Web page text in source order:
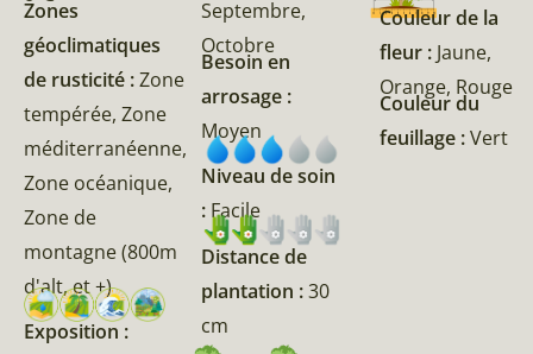
Zones
géoclimatiques
de rusticité :Zone
tempérée, Zone
méditerranéenne,
Zone océanique,
Zone de
montagne (800m
d'alt, et +)
Exposition :
Septembre,
Octobre
Besoin en
arrosage :
Moyen
Niveau de soin
: Facile
Distance de
plantation :30
cm
Couleur de la
fleur : Jaune,
Orange, Rouge
Couleur du
feuillage :Vert